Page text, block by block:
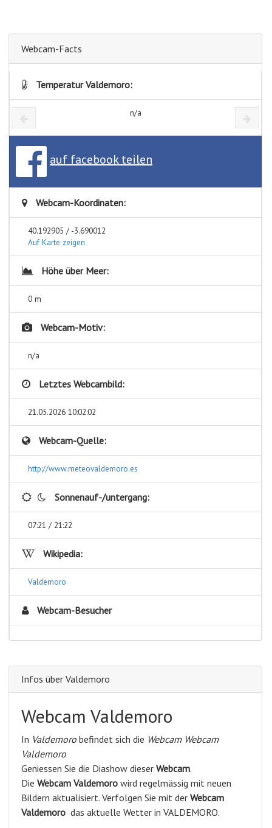
Webcam-Facts
Temperatur Valdemoro:
n/a
auf facebook teilen
Webcam-Koordinaten:
40.192905 / -3.690012
Auf Karte zeigen
Höhe über Meer:
0 m
Webcam-Motiv:
n/a
Letztes Webcambild:
21.05.2026 10:02:02
Webcam-Quelle:
http://www.meteovaldemoro.es
Sonnenauf-/untergang:
07:21 / 21:22
Wikipedia:
Valdemoro
Webcam-Besucher
Infos über Valdemoro
Webcam Valdemoro
In Valdemoro befindet sich die Webcam Webcam
Valdemoro
Geniessen Sie die Diashow dieser Webcam.
Die Webcam Valdemoro wird regelmässig mit neuen
Bildern aktualisiert. Verfolgen Sie mit der Webcam
Valdemoro das aktuelle Wetter in VALDEMORO.